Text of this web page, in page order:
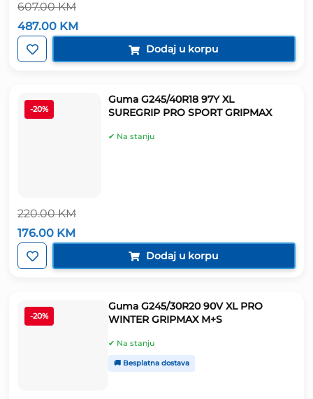
607.00KM
Izvorna
cijena
bila
je:
487.00 KM
cijena
487.00 KM.
Dodaj u korpu
-20%
220.00KM
Izvorna
cijena
bila
je:
176.00 KM
cijena
176.00 KM.
Guma G245/40R18 97Y XL
SUREGRIP PRO SPORT GRIPMAX
✔ Na stanju
Dodaj u korpu
-20%
Guma G245/30R20 90V XL PRO
WINTER GRIPMAX M+S
✔ Na stanju
🚚 Besplatna dostava